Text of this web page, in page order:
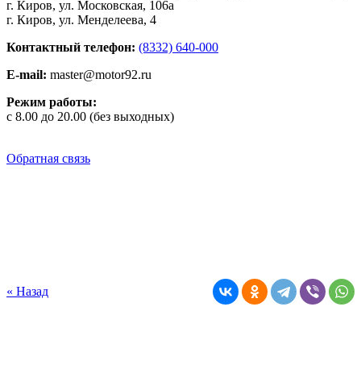
г. Киров, ул. Московская, 106а
г. Киров, ул. Менделеева, 4
Контактный телефон: (8332) 640-000
E-mail: master@motor92.ru
Режим работы:
с 8.00 до 20.00 (без выходных)
Обратная связь
« Назад